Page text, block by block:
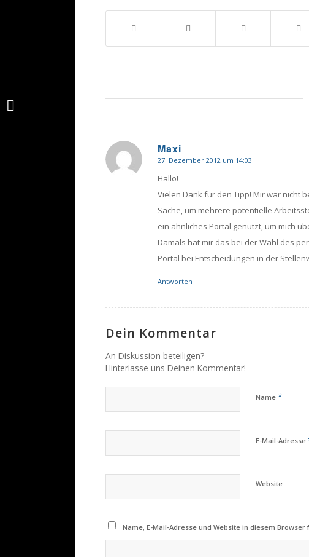
Maxi
sagte:
27. Dezember 2012 um 14:03
Hallo!
Vielen Dank für den Tipp! Mir war nicht
Sache, um mehrere potentielle
ein ähnliches Portal genutzt, um mich
Damals hat mir das bei der Wahl des
Portal bei Entscheidungen in der
Antworten
Dein Kommentar
An Diskussion beteiligen?
Hinterlasse uns Deinen Kommentar!
Name *
E-Mail-Adresse
Website
Name, E-Mail-Adresse und Website in diesem